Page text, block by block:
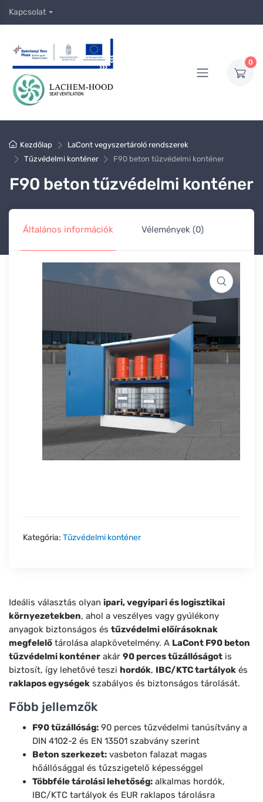
Kapcsolat
0
Kezdőlap
LaCont vegyszertároló rendszerek
Tűzvédelmi konténer
F90 beton tűzvédelmi konténer
F90 beton tűzvédelmi konténer
Általános információk Vélemények (0)
Kategória: Tűzvédelmi konténer
Ideális választás olyan ipari, vegyipari és logisztikai
környezetekben, ahol a veszélyes vagy gyúlékony
anyagok biztonságos és tűzvédelmi előírásoknak
megfelelő tárolása alapkövetelmény. A LaCont F90 beton
tűzvédelmi konténer akár 90 perces tűzállóságot is
biztosít, így lehetővé teszi hordók, IBC/KTC tartályok és
raklapos egységek szabályos és biztonságos tárolását.
Főbb jellemzők
F90 tűzállóság: 90 perces tűzvédelmi tanúsítvány a
DIN 4102-2 és EN 13501 szabvány szerint
Beton szerkezet: vasbeton falazat magas
hőállósággal és tűzszigetelő képességgel
Többféle tárolási lehetőség: alkalmas hordók,
IBC/KTC tartályok és EUR raklapos tárolásra